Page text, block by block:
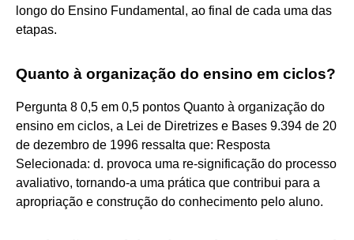
longo do Ensino Fundamental, ao final de cada uma das
etapas.
Quanto à organização do ensino em ciclos?
Pergunta 8 0,5 em 0,5 pontos Quanto à organização do
ensino em ciclos, a Lei de Diretrizes e Bases 9.394 de 20
de dezembro de 1996 ressalta que: Resposta
Selecionada: d. provoca uma re-significação do processo
avaliativo, tornando-a uma prática que contribui para a
apropriação e construção do conhecimento pelo aluno.